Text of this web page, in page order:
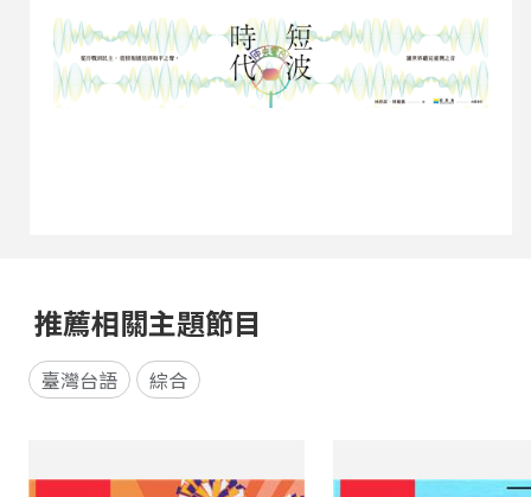
遇，或許都不是偶然。印度文化強調靈魂的延續與
因果的累積，人與人之間的相識、相知，甚至人生
遭遇的考驗，都可能來自更長遠的生命歷程。也因
推薦相關主題節目
臺灣台語 綜合